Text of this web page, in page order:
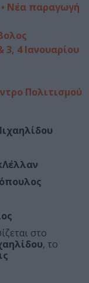
• Νέα παραγωγή
3, 4 Ιανουαρίου
Πολιτισμού
στο
, το